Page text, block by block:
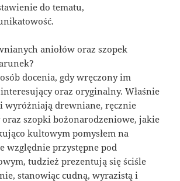
do tematu,
aniołów oraz szopek
docenia, gdy wręczony im
oraz oryginalny. Właśnie
wyróżniają drewniane, ręcznie
oraz szopki bożonarodzeniowe, jakie
kultowym pomysłem na
względnie przystępne pod
tudzież prezentują się ściśle
stanowiąc cudną, wyrazistą i